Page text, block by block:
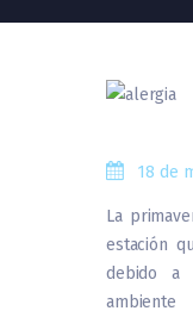
18 de
La
estación
debido a